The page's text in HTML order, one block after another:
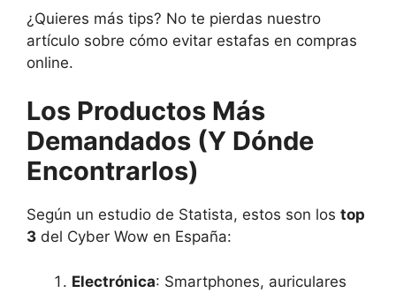
¿Quieres más tips? No te pierdas nuestro
artículo sobre cómo evitar estafas en compras
online.
Los Productos Más
Demandados (Y Dónde
Encontrarlos)
Según un estudio de Statista, estos son los top
3 del Cyber Wow en España:
Electrónica: Smartphones, auriculares